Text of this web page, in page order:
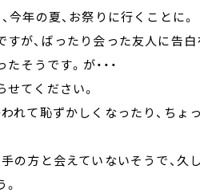
年の夏、お祭りに行くことに。
が、ばったり会った友人に告
そうです。が・・・
てください。
れて恥ずかしくなったり、ちょ
の方と会えていないそうで、久